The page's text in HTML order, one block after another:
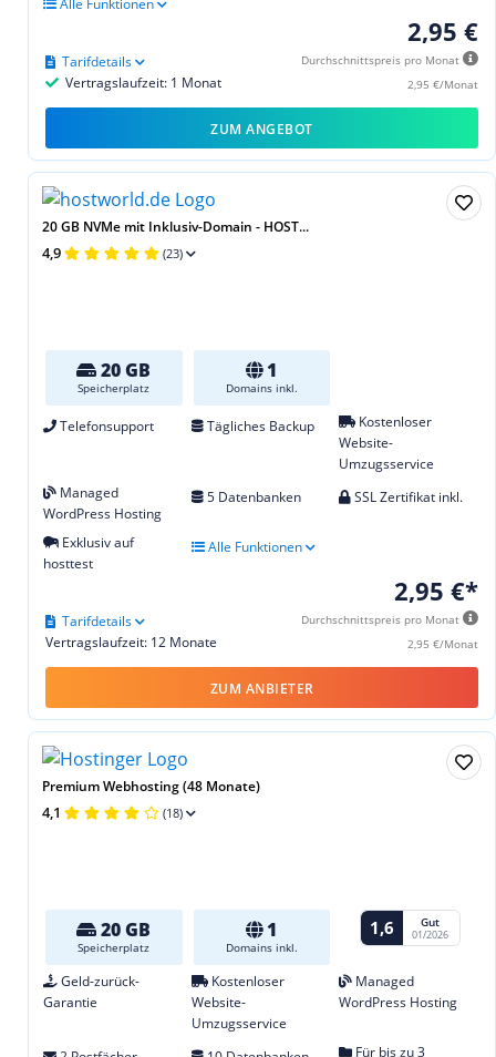
Alle Funktionen
2,95 €
Durchschnittspreis pro Monat
2,95 €/Monat
Vertragslaufzeit: 1 Monat
Tarifdetails
ZUM ANGEBOT
20 GB NVMe mit Inklusiv-Domain - HOST...
4,9 (23)
20 GB
Speicherplatz
1
Domains inkl.
Telefonsupport Tägliches Backup
Kostenloser
Website-
Umzugsservice
Managed
WordPress Hosting
5 Datenbanken SSL Zertifikat inkl.
Exklusiv auf
hosttest
Alle Funktionen
2,95 €*
Durchschnittspreis pro Monat
2,95 €/Monat
Vertragslaufzeit: 12 Monate
Tarifdetails
ZUM ANBIETER
Premium Webhosting (48 Monate)
4,1 (18)
20 GB
Speicherplatz
1
Domains inkl.
1,6 Gut
01/2026
Geld-zurück-
Garantie
Kostenloser
Website-
Umzugsservice
Managed
WordPress Hosting
Für bis zu 3